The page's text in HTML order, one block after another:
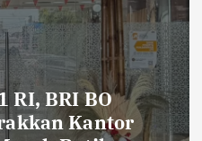
ke-81 RI, BRI BO
Kantor